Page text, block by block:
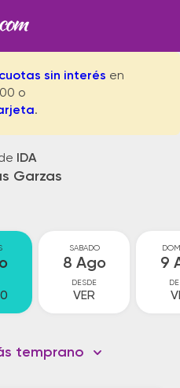
sin interés en
o
.
IDA
Garzas
SABADO
8 Ago
DESDE
VER
9
temprano